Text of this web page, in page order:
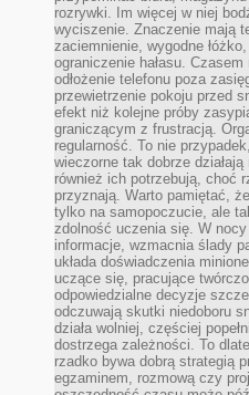
rozrywki. Im więcej w niej
wyciszenie. Znaczenie mają
zaciemnienie, wygodne
ograniczenie hałasu.
odłożenie telefonu poza
przewietrzenie pokoju przed
efekt niż kolejne próby
graniczącym z frustracją.
regularność. To nie
wieczorne tak dobrze
również ich potrzebują, choć
przyznają. Warto pamiętać,
tylko na samopoczucie, ale
zdolność uczenia się. W
informacje, wzmacnia ślady
układa doświadczenia
uczące się, pracujące
odpowiedzialne decyzje
odczuwają skutki niedoboru
działa wolniej, częściej
dostrzega zależności. To
rzadko bywa dobrą strategią
egzaminem, rozmową czy